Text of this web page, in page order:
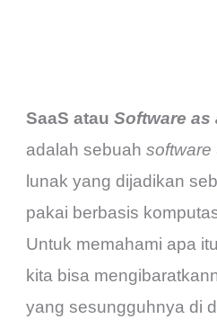
SaaS atauSoftware as
adalah sebuahsoftware
lunak yang dijadikan
pakai berbasis
Untuk memahami apa
kita bisa
yang sesungguhnya di